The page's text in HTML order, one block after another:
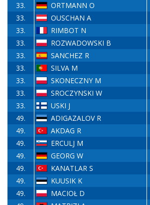
33.
ORTMANN O
33.
OUSCHAN A
33.
RIMBOT N
33.
ROZWADOWSKI B
33.
SANCHEZ R
33.
SILVA M
33.
SKONECZNY M
33.
SROCZYNSKI W
33.
USKI J
49.
ADIGAZALOV R
49.
AKDAG R
49.
ERCULJ M
49.
GEORG W
49.
KANATLAR S
49.
KUUSIK K
49.
MACIOŁ D